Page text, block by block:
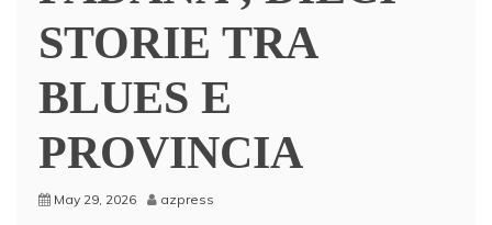
STORIE TRA
BLUES E
PROVINCIA
May 29, 2026 azpress